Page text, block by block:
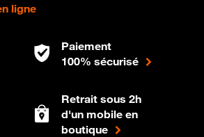
ligne
Paiement
100% sécurisé
Retrait sous 2h
d'un mobile en
boutique